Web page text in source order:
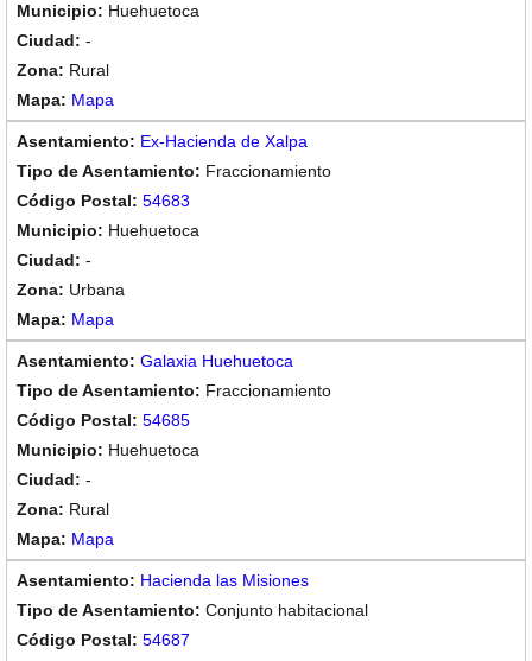
Huehuetoca
-
Rural
Mapa
Ex-Hacienda de Xalpa
Fraccionamiento
54683
Huehuetoca
-
Urbana
Mapa
Galaxia Huehuetoca
Fraccionamiento
54685
Huehuetoca
-
Rural
Mapa
Hacienda las Misiones
Conjunto habitacional
54687